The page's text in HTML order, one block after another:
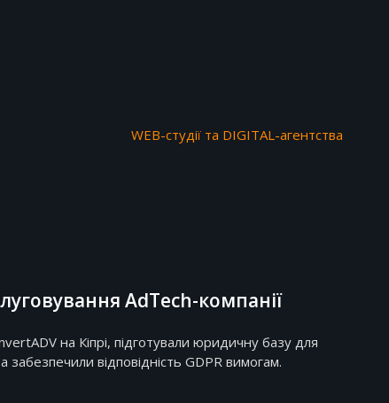
WEB-студії та DIGITAL-агентства
AdTech-компанії
на Кіпрі, підготували юридичну базу для
забезпечили відповідність GDPR вимогам.